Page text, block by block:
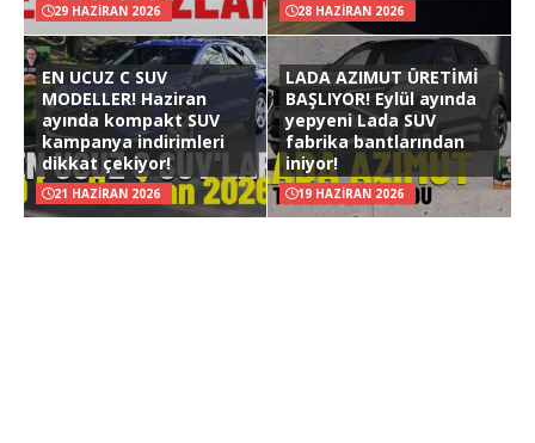
29 HAZIRAN 2026 28 HAZIRAN 2026
EN UCUZ C SUV
MODELLER! Haziran
ayında kompakt SUV
kampanya indirimleri
dikkat çekiyor!
21 HAZIRAN 2026
LADA AZIMUT ÜRETİMİ
BAŞLIYOR! Eylül ayında
yepyeni Lada SUV
fabrika bantlarından
iniyor!
19 HAZIRAN 2026